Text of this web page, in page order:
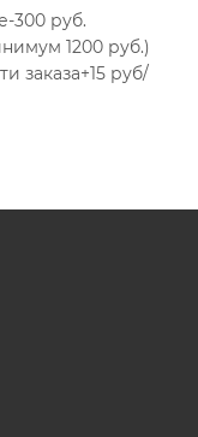
300 руб.
1200 руб.)
заказа+15 руб/